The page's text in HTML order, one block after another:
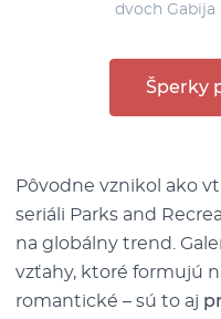
dvoch Gabija
Šperky
Pôvodne vznikol ako
seriáli Parks and
na globálny trend.
vzťahy, ktoré formujú
romantické – sú to aj